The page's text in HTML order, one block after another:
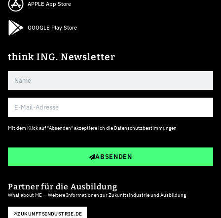
APPLE App Store
GOOGLE Play Store
think ING. Newsletter
Mit dem Klick auf "Absenden" akzeptiere ich die Datenschutzbestimmungen
ABSENDEN
Partner für die Ausbildung
What about ME — Weitere Informationen zur Zukunftsindustrie und Ausbildung
ZUKUNFTSINDUSTRIE.DE